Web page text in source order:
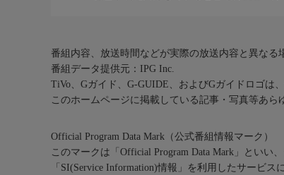
番組内容、放送時間などが実際の放送内容と異なる
番組データ提供元：IPG Inc.
TiVo、Gガイド、G-GUIDE、およびGガイドロゴは
このホームページに掲載している記事・写真等あら
Official Program Data Mark（公式番組情報マーク）
このマークは「Official Program Data Mark」といい
「SI(Service Information)情報」を利用したサービス